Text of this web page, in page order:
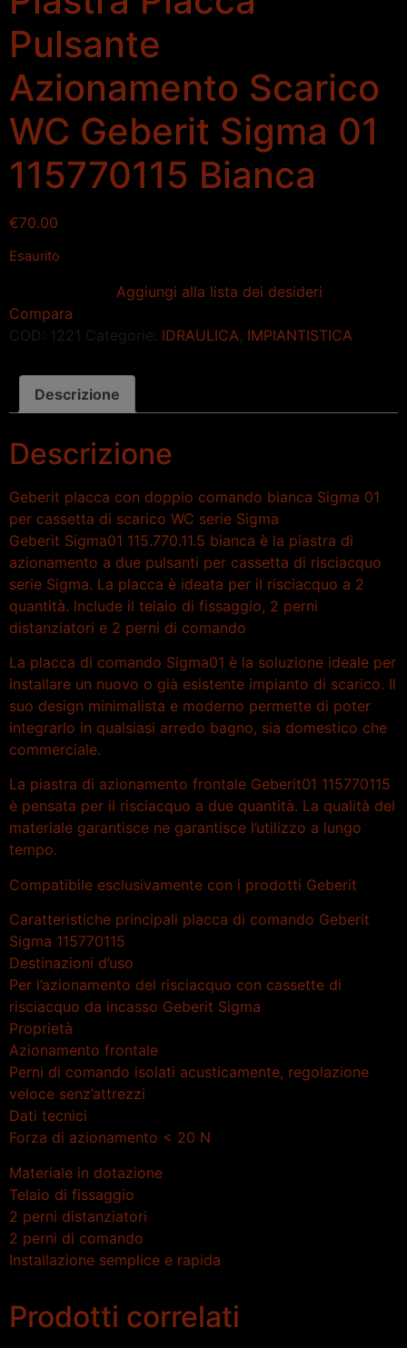
Pulsante
Azionamento Scarico
WC Geberit Sigma 01
115770115 Bianca
€70.00
Esaurito
Aggiungi alla lista dei desideri
Compara
COD: 1221 Categorie: IDRAULICA IMPIANTISTICA
Descrizione
Descrizione
Geberit placca con doppio comando bianca Sigma 01
per cassetta di scarico WC serie Sigma
Geberit Sigma01 115.770.11.5 bianca è la piastra di
azionamento a due pulsanti per cassetta di risciacquo
serie Sigma. La placca è ideata per il risciacquo a 2
quantità. Include il telaio di fissaggio, 2 perni
distanziatori e 2 perni di comando
La placca di comando Sigma01 è la soluzione ideale per
installare un nuovo o già esistente impianto di scarico. Il
suo design minimalista e moderno permette di poter
integrarlo in qualsiasi arredo bagno, sia domestico che
commerciale.
La piastra di azionamento frontale Geberit01 115770115
è pensata per il risciacquo a due quantità. La qualità del
materiale garantisce ne garantisce l’utilizzo a lungo
tempo.
Compatibile esclusivamente con i prodotti Geberit
Caratteristiche principali placca di comando Geberit
Sigma 115770115
Destinazioni d’uso
Per l’azionamento del risciacquo con cassette di
risciacquo da incasso Geberit Sigma
Proprietà
Azionamento frontale
Perni di comando isolati acusticamente, regolazione
veloce senz’attrezzi
Dati tecnici
Forza di azionamento < 20 N
Materiale in dotazione
Telaio di fissaggio
2 perni distanziatori
2 perni di comando
Installazione semplice e rapida
Prodotti correlati